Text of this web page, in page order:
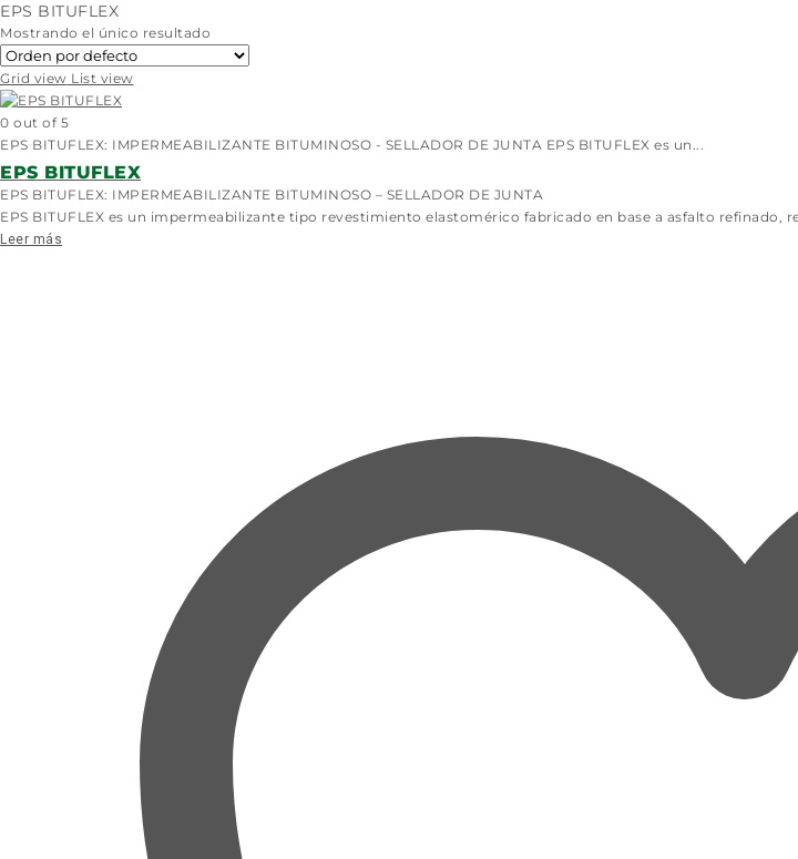
EPS BITUFLEX
Mostrando el único resultado
Grid view List view
0 out of 5
EPS BITUFLEX: IMPERMEABILIZANTE BITUMINOSO - SELLADOR DE JUNTA EPS BITUFLEX es un...
EPS BITUFLEX
EPS BITUFLEX: IMPERMEABILIZANTE BITUMINOSO – SELLADOR DE JUNTA
EPS BITUFLEX es un impermeabilizante tipo revestimiento elastomérico fabricado en base a asfalto refinado,
Leer más